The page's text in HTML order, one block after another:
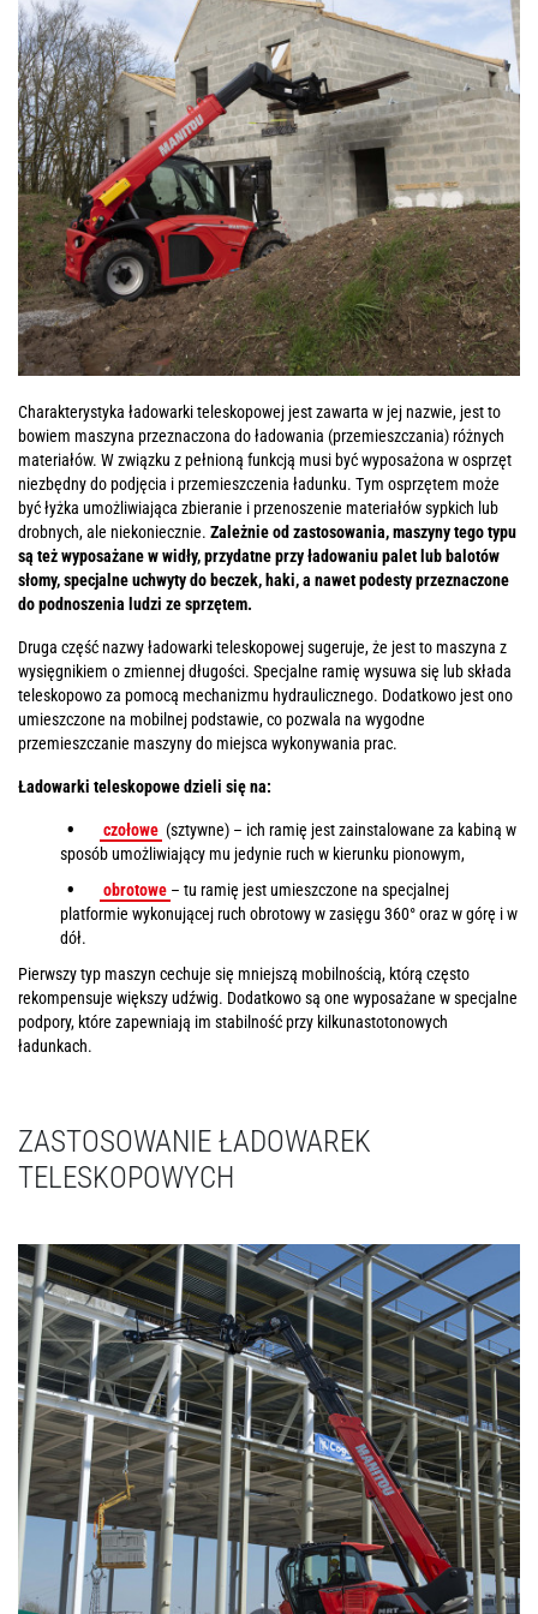
Charakterystyka ładowarki teleskopowej jest zawarta w jej nazwie, jest to
bowiem maszyna przeznaczona do ładowania (przemieszczania) różnych
materiałów. W związku z pełnioną funkcją musi być wyposażona w osprzęt
niezbędny do podjęcia i przemieszczenia ładunku. Tym osprzętem może
być łyżka umożliwiająca zbieranie i przenoszenie materiałów sypkich lub
drobnych, ale niekoniecznie. Zależnie od zastosowania, maszyny tego typu
są też wyposażane w widły, przydatne przy ładowaniu palet lub balotów
słomy, specjalne uchwyty do beczek, haki, a nawet podesty przeznaczone
do podnoszenia ludzi ze sprzętem.
Druga część nazwy ładowarki teleskopowej sugeruje, że jest to maszyna z
wysięgnikiem o zmiennej długości. Specjalne ramię wysuwa się lub składa
teleskopowo za pomocą mechanizmu hydraulicznego. Dodatkowo jest ono
umieszczone na mobilnej podstawie, co pozwala na wygodne
przemieszczanie maszyny do miejsca wykonywania prac.
Ładowarki teleskopowe dzieli się na:
czołowe (sztywne) – ich ramię jest zainstalowane za kabiną w
sposób umożliwiający mu jedynie ruch w kierunku pionowym,
obrotowe – tu ramię jest umieszczone na specjalnej
platformie wykonującej ruch obrotowy w zasięgu 360° oraz w górę i w
dół.
Pierwszy typ maszyn cechuje się mniejszą mobilnością, którą często
rekompensuje większy udźwig. Dodatkowo są one wyposażane w specjalne
podpory, które zapewniają im stabilność przy kilkunastotonowych
ładunkach.
ZASTOSOWANIE ŁADOWAREK
TELESKOPOWYCH